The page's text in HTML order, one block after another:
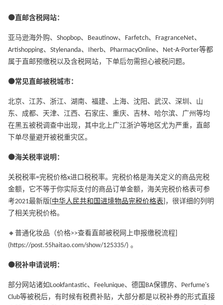
⚫直邮含税网站：
亚马逊海外购、Shopbop、Beautinow、Farfetch、FragranceNet、
Artishopping、Stylenanda、Iherb、PharmacyOnline、Net-A-Porter等都
属于直邮预缴税以及含税网站，下单后勿需担心被税问题。
⚫常见直邮被税城市：
北京、江苏、浙江、湖南、福建、上海、沈阳、武汉、深圳、山
东、成都、天津、江西、石家庄、重庆、吉林、哈尔滨、广州等均
在黑五被税调查中出现，其中北上广江浙沪等地区尤为严重，直邮
下单尽量避开被税重灾区。
⚫海关税率说明：
关税税率=完税价格x进口税税率。完税价格是海关定义的商品完税
金额，它不等于你实际支付的商品订单金额，海关完税价格表可参
考2021最新版[ 中华人民共和国进境物品完税价格表 ]，很详细的列明
了相关完税价格。
🔸普通化妆品（价格>>查看直邮被税网上申报缴税流程]
(https://post.55haitao.com/show/125335/) 。
⚫税补申请说明：
部分网站诸如Lookfantastic、Feelunique、德国BA保镖房、Perfume's
Club等被税后，有时候有税费补贴，大部分都是以税补券的形式直接